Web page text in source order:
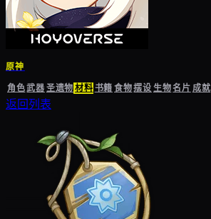
原神
角色武器圣遗物材料书籍食物摆设生物名片成就
返回列表